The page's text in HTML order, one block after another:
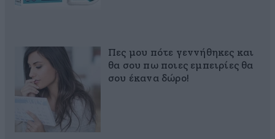
Πες μου πότε γεννήθηκες και
θα σου πω ποιες εμπειρίες θα
σου έκανα δώρο!